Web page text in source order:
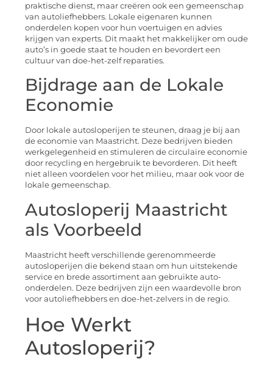
praktische dienst, maar creëren ook een gemeenschap
van autoliefhebbers. Lokale eigenaren kunnen
onderdelen kopen voor hun voertuigen en advies
krijgen van experts. Dit maakt het makkelijker om oude
auto’s in goede staat te houden en bevordert een
cultuur van doe-het-zelf reparaties.
Bijdrage aan de Lokale
Economie
Door lokale autosloperijen te steunen, draag je bij aan
de economie van Maastricht. Deze bedrijven bieden
werkgelegenheid en stimuleren de circulaire economie
door recycling en hergebruik te bevorderen. Dit heeft
niet alleen voordelen voor het milieu, maar ook voor de
lokale gemeenschap.
Autosloperij Maastricht
als Voorbeeld
Maastricht heeft verschillende gerenommeerde
autosloperijen die bekend staan om hun uitstekende
service en brede assortiment aan gebruikte auto-
onderdelen. Deze bedrijven zijn een waardevolle bron
voor autoliefhebbers en doe-het-zelvers in de regio.
Hoe Werkt
Autosloperij?